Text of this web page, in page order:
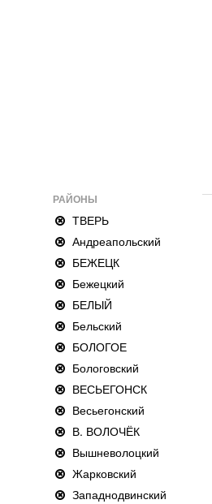
РАЙОНЫ
ТВЕРЬ
Андреапольский
БЕЖЕЦК
Бежецкий
БЕЛЫЙ
Бельский
БОЛОГОЕ
Бологовский
ВЕСЬЕГОНСК
Весьегонский
В. ВОЛОЧЁК
Вышневолоцкий
Жарковский
Западнодвинский